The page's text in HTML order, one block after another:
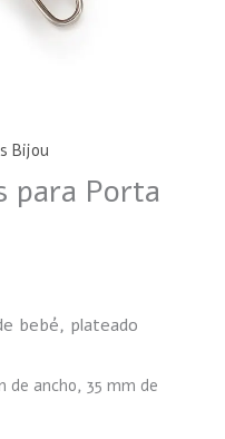
Bijou
para Porta
bebé, plateado
de ancho, 35 mm de